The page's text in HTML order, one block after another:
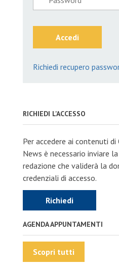
Accedi
Richiedi recupero
RICHIEDI L'ACCESSO
Per accedere ai contenuti
News è necessario inviare
redazione che validerà la
credenziali di accesso.
Richiedi
AGENDA APPUNTAMENTI
Scopri tutti